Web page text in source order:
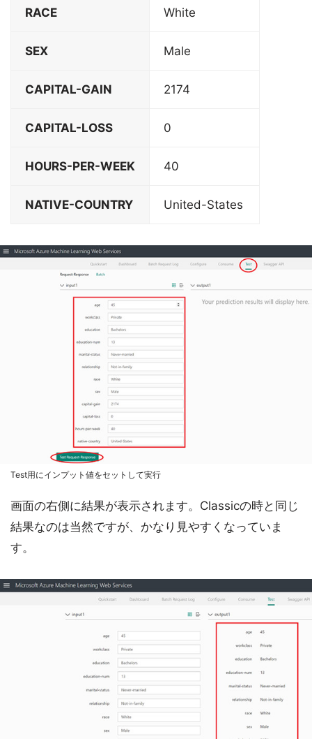
RACE White
SEX Male
CAPITAL-GAIN 2174
CAPITAL-LOSS 0
HOURS-PER-WEEK 40
NATIVE-COUNTRY United-States
Test用にインプット値をセットして実行
画面の右側に結果が表示されます。Classicの時と同じ
結果なのは当然ですが、かなり見やすくなっていま
す。